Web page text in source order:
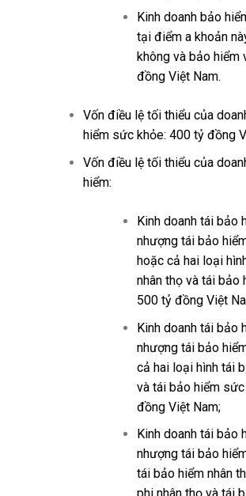
Kinh doanh bảo
tại điểm a khoản
không và bảo hiểm
đồng Việt Nam.
Vốn điều lệ tối thiểu của
hiểm sức khỏe: 400 tỷ đồng
Vốn điều lệ tối thiểu của
hiểm:
Kinh doanh tái bảo
nhượng tái bảo
hoặc cả hai loại
nhân thọ và tái bảo
500 tỷ đồng Việt
Kinh doanh tái bảo
nhượng tái bảo
cả hai loại hình tái
và tái bảo hiểm
đồng Việt Nam;
Kinh doanh tái bảo
nhượng tái bảo
tái bảo hiểm nhân